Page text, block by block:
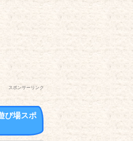
スポンサーリンク
び場スポ